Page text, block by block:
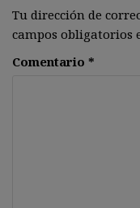
Tu dirección de
campos obligatorios
Comentario *